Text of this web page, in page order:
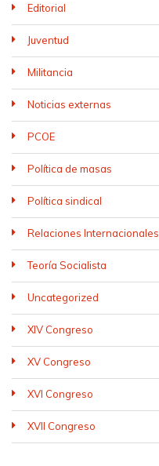
Editorial
Juventud
Militancia
Noticias externas
PCOE
Política de masas
Política sindical
Relaciones Internacionales
Teoría Socialista
Uncategorized
XIV Congreso
XV Congreso
XVI Congreso
XVII Congreso